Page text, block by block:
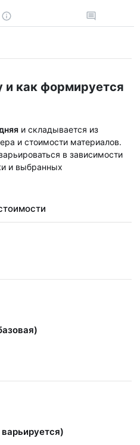
и как формируется
и складывается из
и стоимости материалов.
в зависимости
и выбранных